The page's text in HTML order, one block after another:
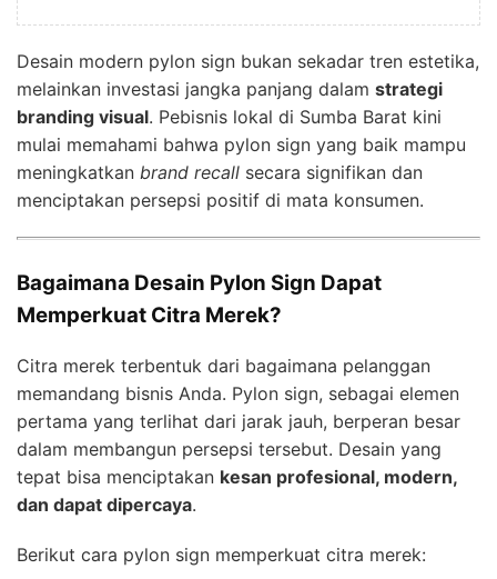
Desain modern pylon sign bukan sekadar tren estetika,
melainkan investasi jangka panjang dalam strategi
branding visual. Pebisnis lokal di Sumba Barat kini
mulai memahami bahwa pylon sign yang baik mampu
meningkatkan brand recall secara signifikan dan
menciptakan persepsi positif di mata konsumen.
Bagaimana Desain Pylon Sign Dapat
Memperkuat Citra Merek?
Citra merek terbentuk dari bagaimana pelanggan
memandang bisnis Anda. Pylon sign, sebagai elemen
pertama yang terlihat dari jarak jauh, berperan besar
dalam membangun persepsi tersebut. Desain yang
tepat bisa menciptakan kesan profesional, modern,
dan dapat dipercaya.
Berikut cara pylon sign memperkuat citra merek: